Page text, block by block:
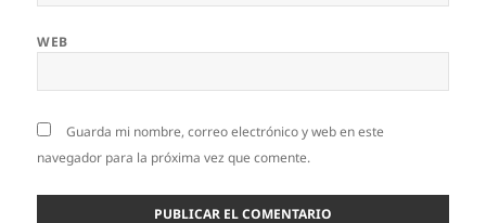
WEB
Guarda mi nombre, correo electrónico y web en este
navegador para la próxima vez que comente.